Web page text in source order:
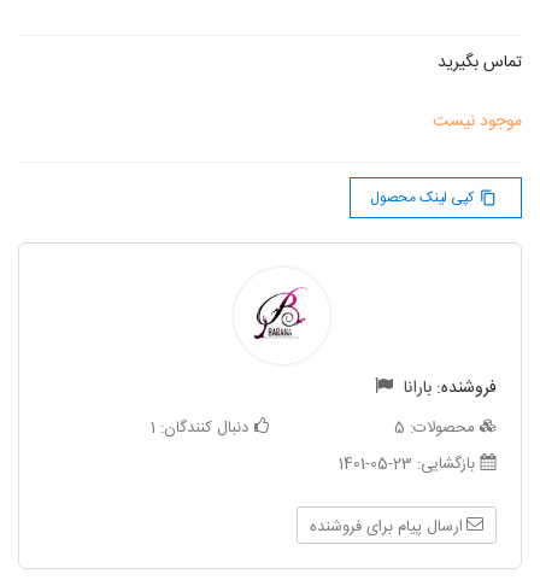
تماس بگیرید
موجود نیست
content_copy کپی لینک محصول
فروشنده: بارانا
5
1
1401-05-23
ارسال پیام برای فروشنده